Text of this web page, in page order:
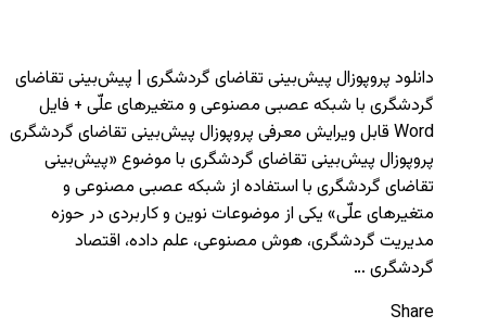
دانلود پروپوزال پیش‌بینی تقاضای گردشگری | پیش‌بینی تقاضای
گردشگری با شبکه عصبی مصنوعی و متغیرهای علّی + فایل
Word قابل ویرایش معرفی پروپوزال پیش‌بینی تقاضای گردشگری
پروپوزال پیش‌بینی تقاضای گردشگری با موضوع «پیش‌بینی
تقاضای گردشگری با استفاده از شبکه عصبی مصنوعی و
متغیرهای علّی» یکی از موضوعات نوین و کاربردی در حوزه
مدیریت گردشگری، هوش مصنوعی، علم داده، اقتصاد
گردشگری …
Share